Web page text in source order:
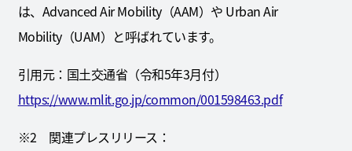
は、Advanced Air Mobility（AAM）や Urban Air
Mobility（UAM）と呼ばれています。
引用元：国土交通省（令和5年3月付）
https://www.mlit.go.jp/common/001598463.pdf
※2 関連プレスリリース：